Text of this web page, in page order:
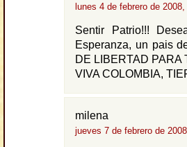
lunes 4 de febrero de 2008,
Sentir Patrio!!!
Esperanza, un pais
DE LIBERTAD PARA
VIVA COLOMBIA,
milena
jueves 7 de febrero de